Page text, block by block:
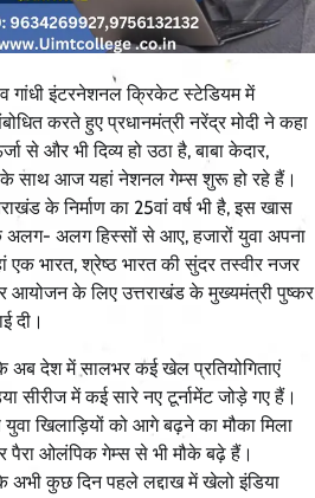
गांधी इंटरनेशनल क्रिकेट स्टेडियम में
करते हुए प्रधानमंत्री नरेंद्र मोदी ने कहा
से और भी दिव्य हो उठा है, बाबा केदार,
के साथ आज यहां नेशनल गेम्स शुरू हो रहे हैं।
के निर्माण का 25वां वर्ष भी है, इस खास
अलग हिस्सों से आए, हजारों युवा अपना
एक भारत, श्रेष्ठ भारत की सुंदर तस्वीर नजर
आयोजन के लिए उत्तराखंड के मुख्यमंत्री पुष्कर
दी।
अब देश में सालभर कई खेल प्रतियोगिताएं
सीरीज में कई सारे नए टूर्नामेंट जोड़े गए हैं।
खिलाड़ियों को आगे बढ़ने का मौका मिला
पैरा ओलंपिक गेम्स से भी मौके बढ़े हैं।
अभी कुछ दिन पहले लद्दाख में खेलो इंडिया